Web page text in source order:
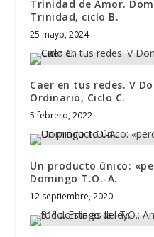
Trinidad de Amor.
Trinidad, ciclo B.
25 mayo, 2024
Caer en tus redes. V
Ordinario, Ciclo C.
5 febrero, 2022
Un producto único:
Domingo T.O.-A.
12 septiembre, 2020